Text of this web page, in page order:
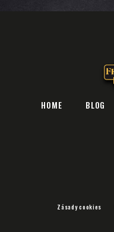
HOME BLOG
Zásady cookies